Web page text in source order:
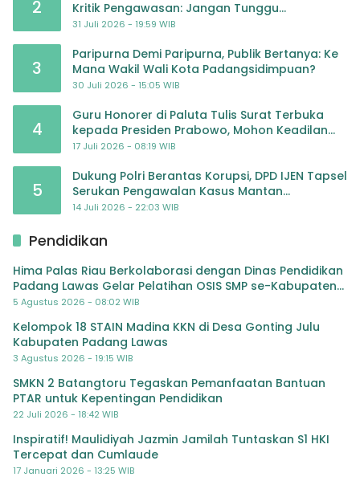
2
Kritik Pengawasan: Jangan Tunggu
Masyarakat Bergerak Baru Negara Bertindak
31 Juli 2026 - 19:59 WIB
3
Paripurna Demi Paripurna, Publik Bertanya: Ke
Mana Wakil Wali Kota Padangsidimpuan?
30 Juli 2026 - 15:05 WIB
4
Guru Honorer di Paluta Tulis Surat Terbuka
kepada Presiden Prabowo, Mohon Keadilan
atas Dugaan Kriminalisasi
17 Juli 2026 - 08:19 WIB
5
Dukung Polri Berantas Korupsi, DPD IJEN Tapsel
Serukan Pengawalan Kasus Mantan
Jampidsus hingga Tuntas
14 Juli 2026 - 22:03 WIB
Pendidikan
Hima Palas Riau Berkolaborasi dengan Dinas Pendidikan
Padang Lawas Gelar Pelatihan OSIS SMP se-Kabupaten
Padang Lawas
5 Agustus 2026 - 08:02 WIB
Kelompok 18 STAIN Madina KKN di Desa Gonting Julu
Kabupaten Padang Lawas
3 Agustus 2026 - 19:15 WIB
SMKN 2 Batangtoru Tegaskan Pemanfaatan Bantuan
PTAR untuk Kepentingan Pendidikan
22 Juli 2026 - 18:42 WIB
Inspiratif! Maulidiyah Jazmin Jamilah Tuntaskan S1 HKI
Tercepat dan Cumlaude
17 Januari 2026 - 13:25 WIB